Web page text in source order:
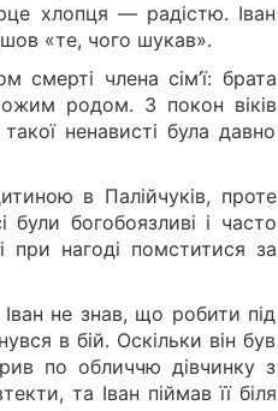
хлопця — радістю. Іван
«те, чого шукав».
смерті члена сім’ї: брата
родом. З покон віків
ненависті була давно
в Палійчуків, проте
богобоязливі і часто
при нагоді помститися за
не знав, що робити під
в бій. Оскільки він був
по обличчю дівчинку з
та Іван піймав її біля